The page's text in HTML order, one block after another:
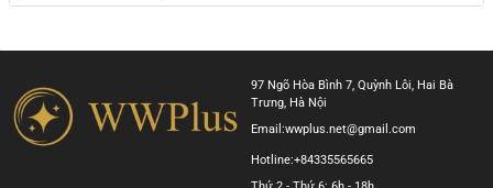
97 Ngõ Hòa Bình 7, Quỳnh Lôi, Hai Bà
Trưng, Hà Nội
Email:wwplus.net@gmail.com
Hotline:+84335565665